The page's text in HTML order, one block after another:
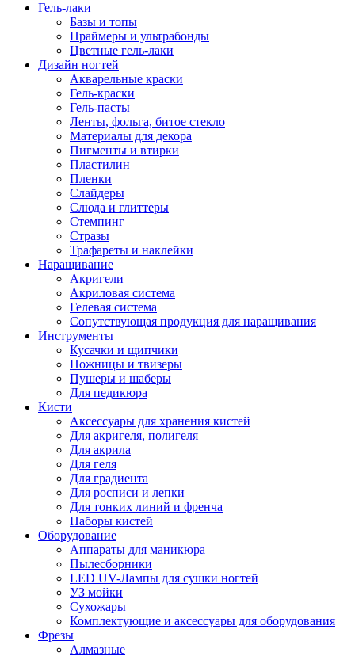
Гель-лаки
Базы и топы
Праймеры и ультрабонды
Цветные гель-лаки
Дизайн ногтей
Акварельные краски
Гель-краски
Гель-пасты
Ленты, фольга, битое стекло
Материалы для декора
Пигменты и втирки
Пластилин
Пленки
Слайдеры
Слюда и глиттеры
Стемпинг
Стразы
Трафареты и наклейки
Наращивание
Акригели
Акриловая система
Гелевая система
Сопутствующая продукция для наращивания
Инструменты
Кусачки и щипчики
Ножницы и твизеры
Пушеры и шаберы
Для педикюра
Кисти
Аксессуары для хранения кистей
Для акригеля, полигеля
Для акрила
Для геля
Для градиента
Для росписи и лепки
Для тонких линий и френча
Наборы кистей
Оборудование
Аппараты для маникюра
Пылесборники
LED UV-Лампы для сушки ногтей
УЗ мойки
Сухожары
Комплектующие и аксессуары для оборудования
Фрезы
Алмазные